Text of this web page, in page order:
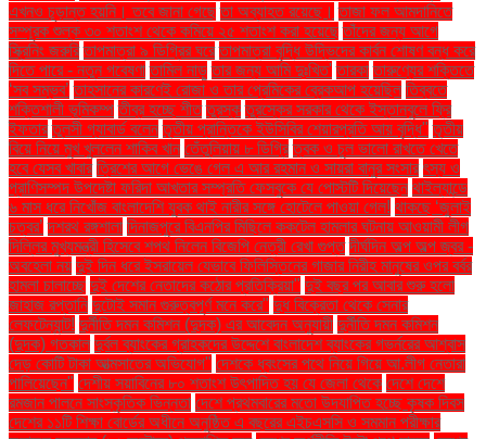
এখনও চূড়ান্ত হয়নি। তবে জানা গেছে তা অব্যাহত রয়েছে। তাজা ফল আমদানিতে
সম্পূরক শুল্ক ৩০ শতাংশ থেকে কমিয়ে ২৫ শতাংশ করা হয়েছে তাঁদের জন্য আগে
স্ক্রিনিং জরুরি তাপমাত্রা ৯ ডিগ্রির ঘরে তাপমাত্রা বৃদ্ধি উদ্ভিদের কার্বন শোষণ বন্ধ করে
দিতে পারে - নতুন গবেষণা তামিল নাড়ু তার জন্য আমি দুঃখিত' তারকা তারুণ্যের শক্তিতে
‘সব সম্ভব’ তাহসানের কারণেই রোজা ও তার প্রেমিকের ব্রেকআপ হয়েছিল তিব্বতে
শক্তিশালী ভূমিকম্প তীব্র হচ্ছে শীত তুরস্ক তুরস্কের সরকার থেকে ইস্তানবুলে ফ্রি
ইফতার তুলসী গ্যাবার্ড বলেন তৃতীয় প্রান্তিকে ইউসিবির শেয়ারপ্রতি আয় বৃদ্ধি" তৃতীয়
বিয়ে নিয়ে মুখ খুললেন শাকিব খান তেঁতুলিয়ায় ৮ ডিগ্রি ত্বক ও চুল ভালো রাখতে খেতে
হবে যেসব খাবার ত্রিশের আগে ভেঙে গেল এ আর রহমান ও সায়রা বানুর সংসার ৎস্য ও
প্রাণিসম্পদ উপদেষ্টা ফরিদা আখতার সম্প্রতি ফেসবুকে যে পোস্টটি দিয়েছেন থাইল্যান্ডে
৬ মাস ধরে নিখোঁজ বাংলাদেশি যুবক থাই নারীর সঙ্গে হোটেলে পাওয়া গেল! থাকছে ‘জুলাই
চত্বর’ দশরথ রঙ্গশালা দিনাজপুরে বিএনপির মিছিলে ককটেল হামলার ঘটনায় আওয়ামী লীগ
দিল্লির মুখ্যমন্ত্রী হিসেবে শপথ নিলেন বিজেপি নেত্রী রেখা গুপ্ত দীর্ঘদিন অল্প অল্প জ্বর -
অবহেলা নয় দুই দিন ধরে ইসরায়েল যেভাবে ফিলিস্তিনের গাজার নিরীহ মানুষের ওপর বর্বর
হামলা চালাচ্ছে দুই দেশের নেতাদের কঠোর প্রতিক্রিয়া" দুই বছর পর আবার শুরু হলো
জাহাজ রপ্তানি দুটোই সমান গুরুত্বপূর্ণ মনে করে" দুধ বিক্রেতা থেকে সেনার
লেফটেন্যান্ট! দুর্নীতি দমন কমিশন (দুদক) এর আবেদন অনুযায়ী দুর্নীতি দমন কমিশন
(দুদক) গতকাল দুর্বল ব্যাংকের গ্রাহকদের উদ্দেশে বাংলাদেশ ব্যাংকের গভর্নরের আশ্বাস
দেড় কোটি টাকা আত্মসাতের অভিযোগ" দেশকে ধ্বংসের পথে নিয়ে গিয়ে আ.লীগ নেতারা
পালিয়েছেন" দেশীয় সয়াবিনের ৮০ শতাংশ উৎপাদিত হয় যে জেলা থেকে দেশে দেশে
রমজান পালনে সাংস্কৃতিক ভিন্নতা দেশে প্রথমবারের মতো উদযাপিত হচ্ছে কৃষক দিবস
দেশের ১১টি শিক্ষা বোর্ডের অধীনে অনুষ্ঠিত এ বছরের এইচএসসি ও সমমান পরীক্ষার